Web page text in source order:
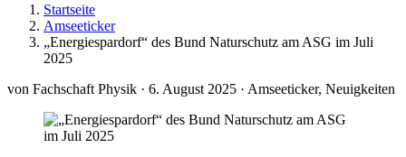
Startseite
Amseeticker
„Energiespardorf“ des Bund Naturschutz am ASG im Juli
2025
von Fachschaft Physik · 6. August 2025 · Amseeticker, Neuigkeiten